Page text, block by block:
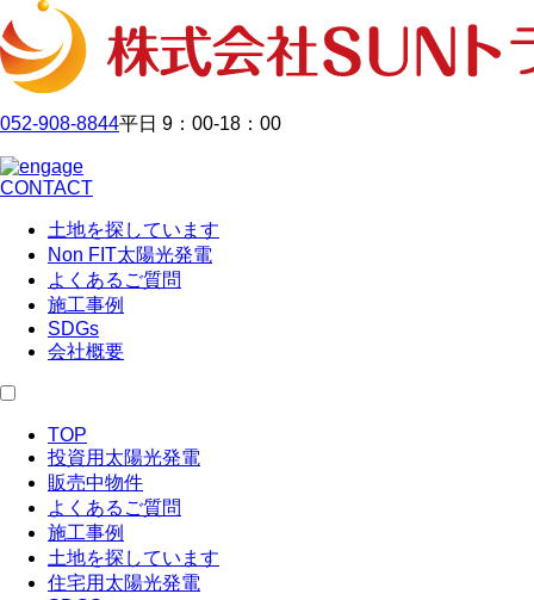
052-908-8844平日 9：00-18：00
CONTACT
土地を探しています
Non FIT太陽光発電
よくあるご質問
施工事例
SDGs
会社概要
TOP
投資用太陽光発電
販売中物件
よくあるご質問
施工事例
土地を探しています
住宅用太陽光発電